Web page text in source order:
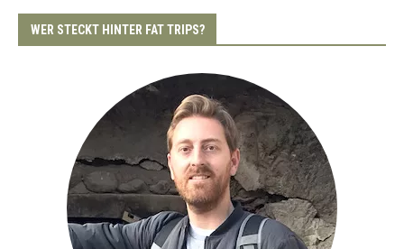
WER STECKT HINTER FAT TRIPS?